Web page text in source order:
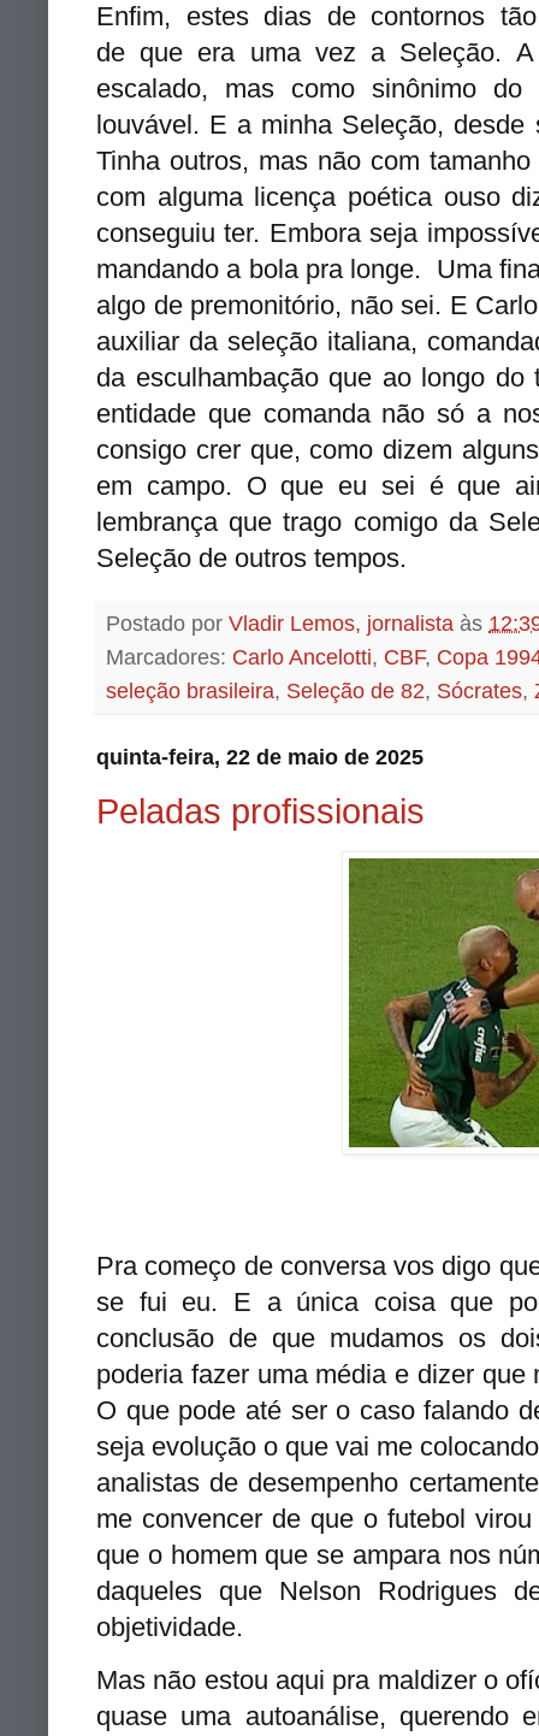
Enfim, estes dias de contornos
de que era uma vez a Seleção.
escalado, mas como sinônimo
louvável. E a minha Seleção,
Tinha outros, mas não com
com alguma licença poética ouso
conseguiu ter. Embora seja
mandando a bola pra longe. Uma
algo de premonitório, não sei. E
auxiliar da seleção italiana,
da esculhambação que ao longo
entidade que comanda não só a
consigo crer que, como dizem
em campo. O que eu sei é que
lembrança que trago comigo da
Seleção de outros tempos.
Postado por Vladir Lemos, jornalista às
Marcadores: Carlo Ancelotti, CBF, Copa
seleção brasileira, Seleção de 82, Sócrates,
quinta-feira, 22 de maio de 2025
Peladas profissionais
Pra começo de conversa vos digo
se fui eu. E a única coisa que
conclusão de que mudamos os
poderia fazer uma média e dizer
O que pode até ser o caso falando
seja evolução o que vai me
analistas de desempenho
me convencer de que o futebol
que o homem que se ampara nos
daqueles que Nelson Rodrigues
objetividade.
Mas não estou aqui pra maldizer o
quase uma autoanálise, querendo